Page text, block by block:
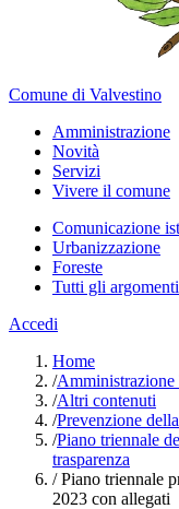
Comune di Valvestino
Amministrazione
Novità
Servizi
Vivere il comune
Comunicazione
Urbanizzazione
Foreste
Tutti gli
Accedi
Home
/Amministrazione
/Altri contenuti
/Prevenzione
/Piano triennale
trasparenza
/Piano triennale
2023 con allegati